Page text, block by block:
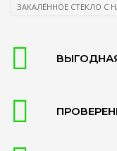
ЗАКАЛЁННОЕ СТЕКЛО С